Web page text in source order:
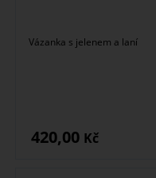
Vázanka s jelenem a laní
420,00 Kč